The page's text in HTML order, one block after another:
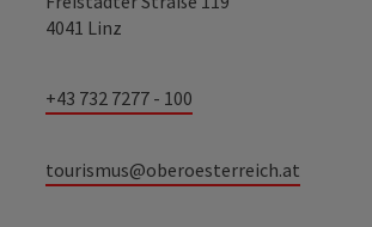
4041 Linz
+43 732 7277 - 100
tourismus@oberoesterreich.at